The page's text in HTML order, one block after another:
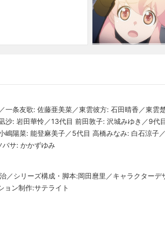
一条友歌: 佐藤亜美菜／東雲彼方: 石田晴香／東雲
沙: 岩田華怜／13代目 前田敦子: 沢城みゆき／9代
陽菜: 能登麻美子／5代目 高橋みなみ: 白石涼子
サ: かかずゆみ
／シリーズ構成・脚本:岡田麿里／キャラクター
ョン制作:サテライト